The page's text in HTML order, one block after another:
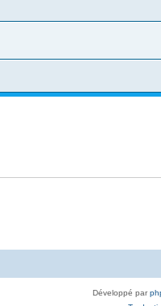
Développé par